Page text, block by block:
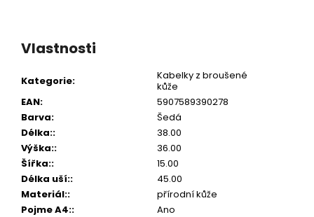
Vlastnosti
Kategorie:
Kabelky z broušené
kůže
EAN:
5907589390278
Barva:
Šedá
Délka::
38.00
Výška::
36.00
Šířka::
15.00
Délka uší::
45.00
Materiál::
přírodní kůže
Pojme A4:: Ano